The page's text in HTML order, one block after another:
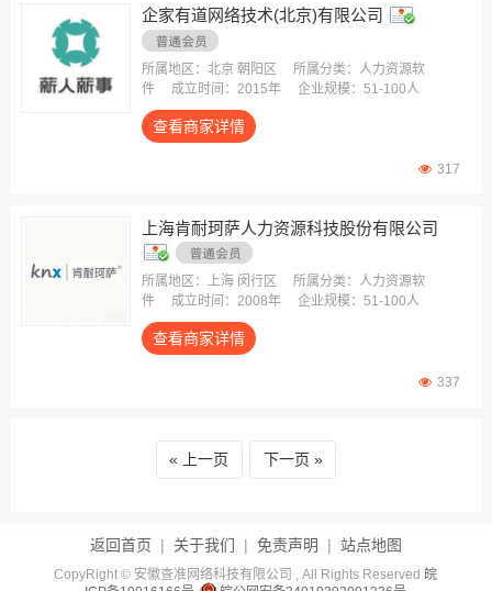
企家有道网络技术(北京)有限公司
所属地区：北京 朝阳区
所属分类：人力资源软
件
成立时间：2015年 企业规模：51-100人
查看商家详情
317
上海肯耐珂萨人力资源科技股份有限公司
所属地区：上海 闵行区
所属分类：人力资源软
件
成立时间：2008年 企业规模：51-100人
查看商家详情
337
上一页 下一页
返回首页 | 关于我们 | 免责声明 | 站点地图
CopyRight © 安徽查准网络科技有限公司 , All Rights Reserved 皖